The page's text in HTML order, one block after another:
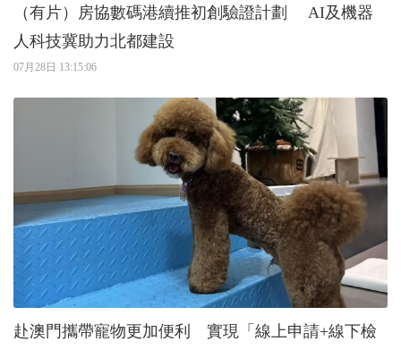
（有片）房協數碼港續推初創驗證計劃 AI及機器
人科技冀助力北都建設
07月28日 13:15:06
赴澳門攜帶寵物更加便利 實現「線上申請+線下檢